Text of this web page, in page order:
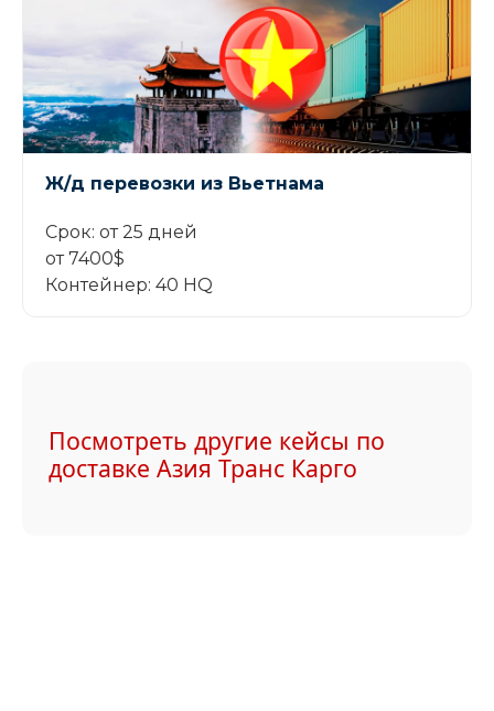
Ж/д перевозки из Вьетнама
Срок: от 25 дней
от 7400$
Контейнер: 40 HQ
Посмотреть другие кейсы по
доставке Азия Транс Карго